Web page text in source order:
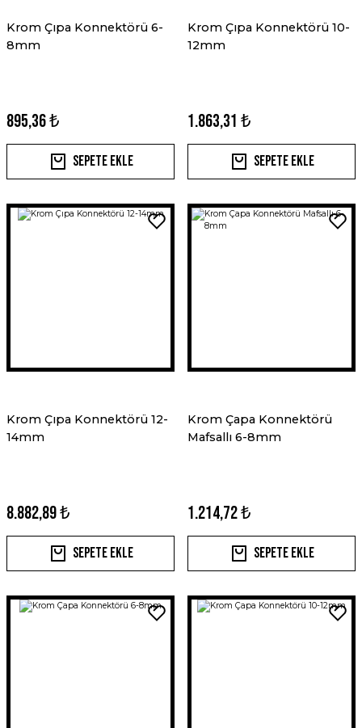
Krom Çıpa Konnektörü 6-
8mm
895,36 ₺
Sepete Ekle
Krom Çıpa Konnektörü 10-
12mm
1.863,31 ₺
Sepete Ekle
Krom Çıpa Konnektörü 12-
14mm
8.882,89 ₺
Sepete Ekle
Krom Çapa Konnektörü
Mafsallı 6-8mm
1.214,72 ₺
Sepete Ekle